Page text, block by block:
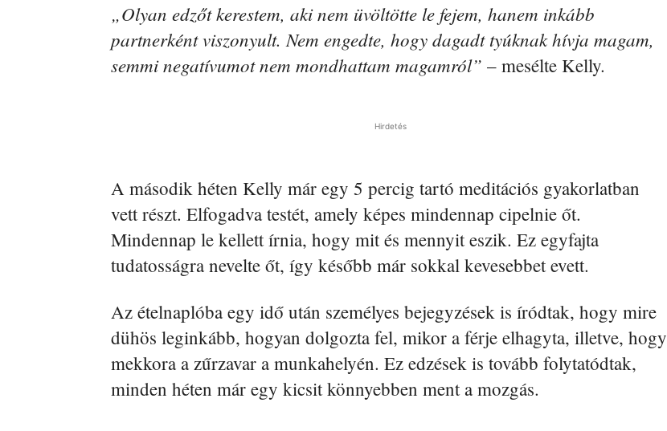
„Olyan edzőt kerestem, aki nem üvöltötte le fejem, hanem inkább
partnerként viszonyult. Nem engedte, hogy dagadt tyúknak hívja magam,
semmi negatívumot nem mondhattam magamról” – mesélte Kelly.
Hirdetés
A második héten Kelly már egy 5 percig tartó meditációs gyakorlatban
vett részt. Elfogadva testét, amely képes mindennap cipelnie őt.
Mindennap le kellett írnia, hogy mit és mennyit eszik. Ez egyfajta
tudatosságra nevelte őt, így később már sokkal kevesebbet evett.
Az ételnaplóba egy idő után személyes bejegyzések is íródtak, hogy mire
dühös leginkább, hogyan dolgozta fel, mikor a férje elhagyta, illetve, hogy
mekkora a zűrzavar a munkahelyén. Ez edzések is tovább folytatódtak,
minden héten már egy kicsit könnyebben ment a mozgás.